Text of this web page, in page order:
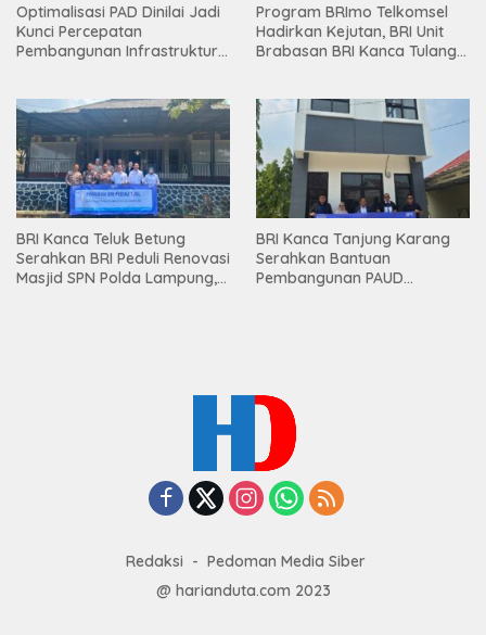
Optimalisasi PAD Dinilai Jadi
Kunci Percepatan
Pembangunan Infrastruktur
Program BRImo Telkomsel
Hadirkan Kejutan, BRI Unit
Brabasan BRI Kanca Tulang
Mesuji
BRI Kanca Teluk Betung
Serahkan BRI Peduli Renovasi
Masjid SPN Polda Lampung,
BRI Kanca Tanjung Karang
Serahkan Bantuan
Pembangunan PAUD
Redaksi
Pedoman Media Siber
@ harianduta.com 2023